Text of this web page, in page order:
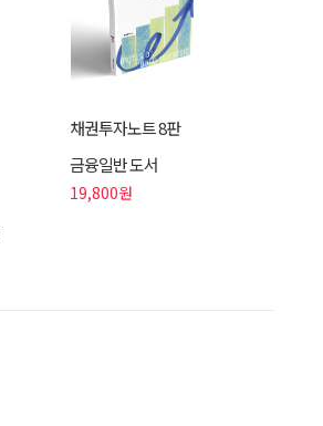
채권투자노트 8판
금융일반 도서
19,800원